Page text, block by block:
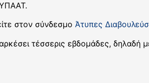
στον σύνδεσμο Άτυπες
τέσσερις εβδομάδες, δηλαδή